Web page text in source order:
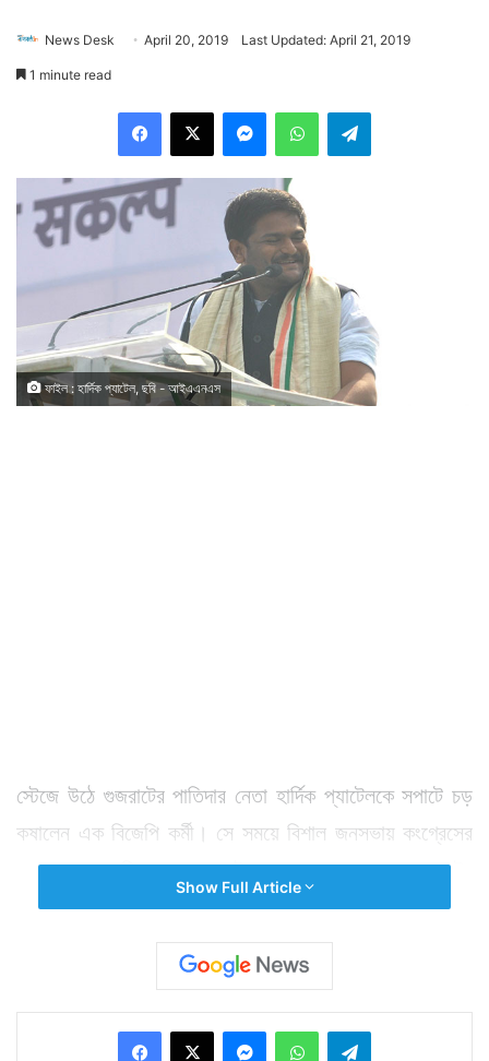
News Desk April 20, 2019 Last Updated: April 21, 2019
1 minute read
ফাইল : হার্দিক প্যাটেল, ছবি - আইএএনএস
স্টেজে উঠে গুজরাটের পাতিদার নেতা হার্দিক প্যাটেলকে সপাটে চড়
কষালেন এক বিজেপি কর্মী। সে সময়ে বিশাল জনসভায় কংগ্রেসের
হয়ে প্রচার করছিলেন গত মাসেই কংগ্রেসে যোগ দেওয়া গুজরাটের
এই তরুণ নেতা। এভাবে স্টেজে উঠে যে তাঁকে কেউ চড় মারতে
পারে তা বোধহয় স্বপ্নেও ভাবেননি হার্দিক। চড় মারার ঘটনা ঘটার
পরই তরুণ গুজ্জর নামে ওই বিজেপি কর্মীকে ধরে ফেলেন কংগ্রেস
কর্মীরা। তারপর তাঁকে টেনে স্টেজ থেকে নামিয়ে নিয়ে যান।
Show Full Article